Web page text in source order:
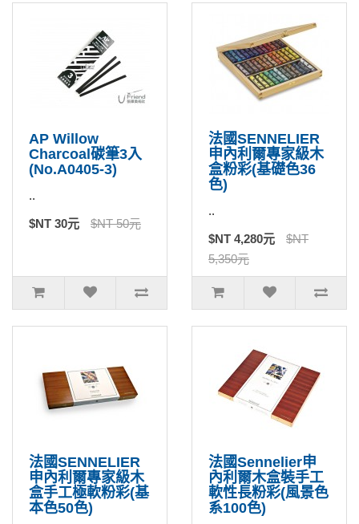
AP Willow
Charcoal碳筆3入
(No.A0405-3)
..
$NT 30元 $NT 50元
法國SENNELIER
申內利爾專家級木
盒粉彩(基礎色36
色)
..
$NT 4,280元
$NT
5,350元
法國SENNELIER
申內利爾專家級木
盒手工極軟粉彩(基
本色50色)
法國Sennelier申
內利爾木盒裝手工
軟性長粉彩(風景色
系100色)